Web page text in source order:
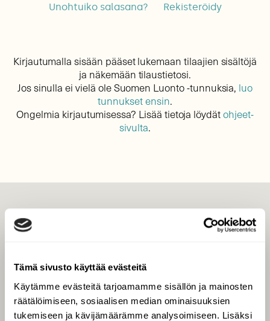
Tämä sivusto käyttää evästeitä
Käytämme evästeitä tarjoamamme sisällön ja mainosten
räätälöimiseen, sosiaalisen median ominaisuuksien
tukemiseen ja kävijämäärämme analysoimiseen. Lisäksi
Unohtuiko salasana? Rekisteröidy
Kirjautumalla sisään pääset lukemaan tilaajien sisältöjä
ja näkemään tilaustietosi.
Jos sinulla ei vielä ole Suomen Luonto -tunnuksia, luo
tunnukset ensin.
Ongelmia kirjautumisessa? Lisää tietoja löydätohjeet-
sivulta.
Tilaa digilukuoikeus
Äänestä parasta juttua
Tilaa uutiskirje